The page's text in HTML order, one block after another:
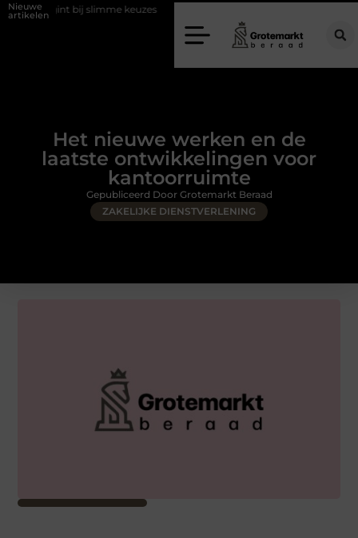
Nieuwe
artikelen
slimme keuzes Waarom kiezen voor een rijschool in Utrecht?
Het nieuwe werken en de
laatste ontwikkelingen voor
kantoorruimte
ZAKELIJKE DIENSTVERLENING
Gepubliceerd Door Grotemarkt Beraad